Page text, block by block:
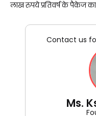
लाख रुपये प्रतिवर्ष के पैकेज
Contact us
Ms.